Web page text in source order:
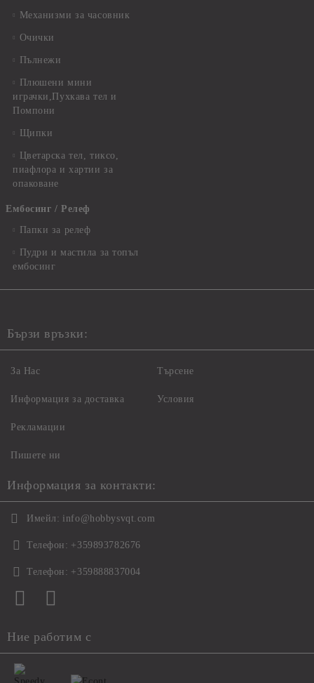
Механизми за часовник
Очички
Пълнежи
Плюшени мини
играчки,Пухкава тел и
Помпони
Щипки
Цветарска тел, тиксо,
пиафлора и хартии за
опаковане
Ембосинг / Релеф
Папки за релеф
Пудри и мастила за топъл
ембосинг
Бързи връзки:
За Нас
Информация за доставка
Рекламации
Пишете ни
Търсене
Условия
Информация за контакти:
Имейл: info@hobbysvqt.com
Телефон: +359893782676
Телефон: +359888837004
Ние работим с